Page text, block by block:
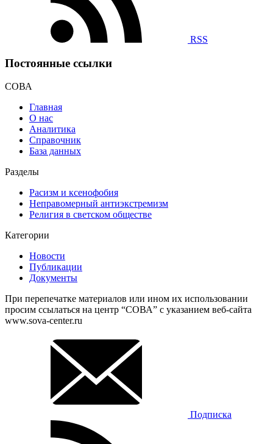
RSS
Постоянные ссылки
СОВА
Главная
О нас
Аналитика
Справочник
База данных
Разделы
Расизм и ксенофобия
Неправомерный антиэкстремизм
Религия в светском обществе
Категории
Новости
Публикации
Документы
При перепечатке материалов или ином их использовании
просим ссылаться на центр “СОВА” с указанием веб-сайта
www.sova-center.ru
Подписка